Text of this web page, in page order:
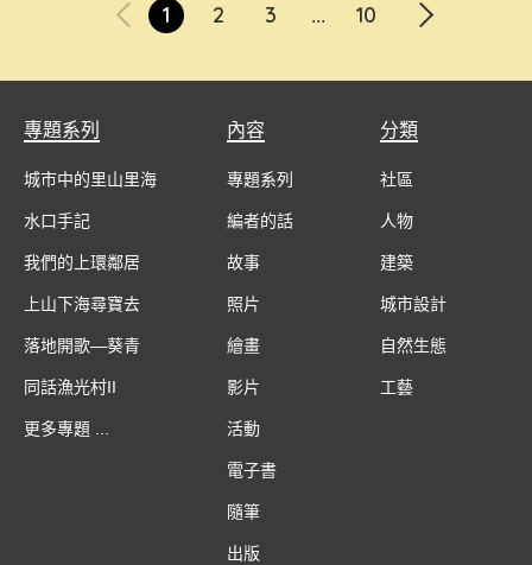
1 2 3 ... 10
專題系列
城市中的里山里海
水口手記
我們的上環鄰居
上山下海尋寶去
落地開歌—葵青
同話漁光村II
更多專題 ...
內容
專題系列
編者的話
故事
照片
繪畫
影片
活動
電子書
隨筆
出版
分類
社區
人物
建築
城市設計
自然生態
工藝